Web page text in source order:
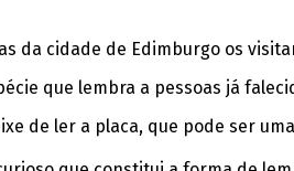
da cidade de Edimburgo os
que lembra a pessoas já
de ler a placa, que pode ser